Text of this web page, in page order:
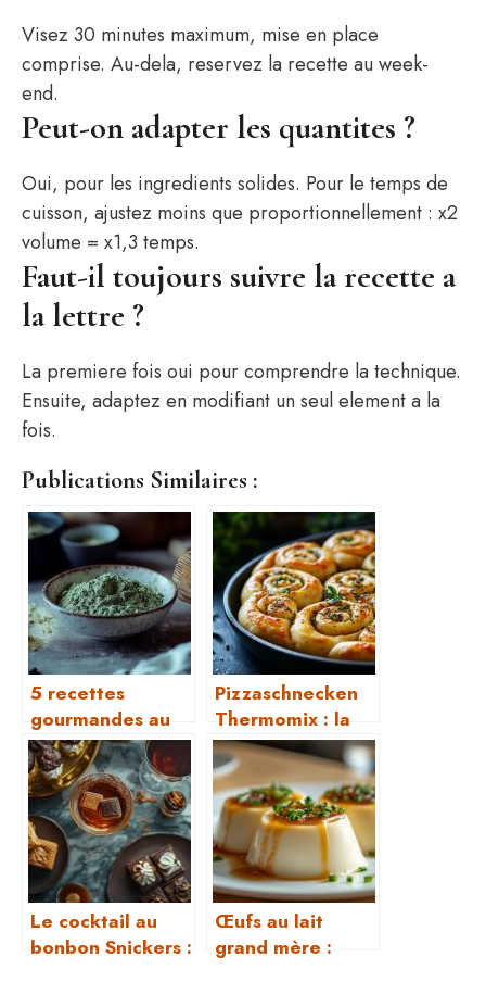
Visez 30 minutes maximum, mise en place
comprise. Au-dela, reservez la recette au week-
end.
Peut-on adapter les quantites ?
Oui, pour les ingredients solides. Pour le temps de
cuisson, ajustez moins que proportionnellement : x2
volume = x1,3 temps.
Faut-il toujours suivre la recette a
la lettre ?
La premiere fois oui pour comprendre la technique.
Ensuite, adaptez en modifiant un seul element a la
fois.
Publications Similaires :
5 recettes
gourmandes au
thé matcha à
tester
absolument
Pizzaschnecken
Thermomix : la
recette parfaite
en 5 minutes
Le cocktail au
bonbon Snickers :
Œufs au lait
grand mère :